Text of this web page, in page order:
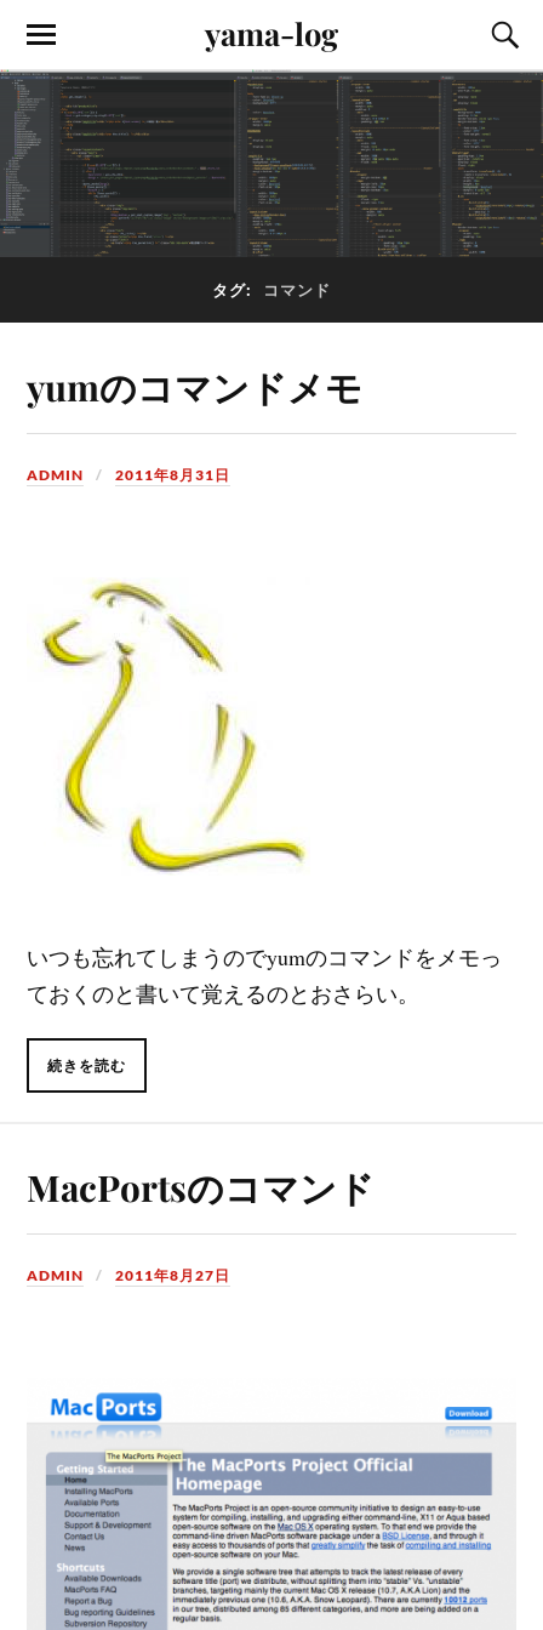
yama-log
タグ: コマンド
yumのコマンドメモ
ADMIN 2011年8月31日
いつも忘れてしまうのでyumのコマンドをメモっ
ておくのと書いて覚えるのとおさらい。
続きを読む
MacPortsのコマンド
ADMIN 2011年8月27日